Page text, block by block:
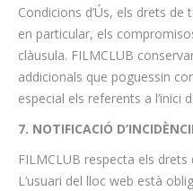
Condicions d’Ús, els drets
en particular, els
clàusula. FILMCLUB
addicionals que poguessin
especial els referents a l’inici
7. NOTIFICACIÓ
FILMCLUB respecta els
L’usuari del lloc web està